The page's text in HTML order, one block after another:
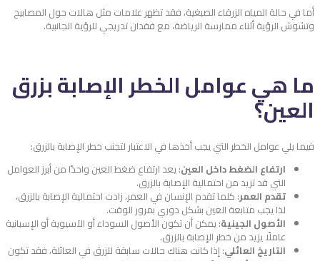
أما في حالة المياه الزرقاء الصبغية، فقد تظهر علامات مثل هالات حول المصابيح
وتشوش الرؤية أثناء ممارسة الرياضة، مع فقدان تدريجي للرؤية الجانبية.
ما هي عوامل الخطر الإصابة بزرق
العين؟
فيما يلي عوامل الخطر التي يجب أخذها في الاعتبار لتجنب خطر الإصابة بالزرق:
ارتفاع الضغط داخل العين: يعد ارتفاع ضغط العين واحدًا من أبرز العوامل
التي قد تزيد من احتمالية الإصابة بالزرق.
تقدم العمر: كلما تقدم الإنسان في العمر، زادت احتمالية الإصابة بالزرق،
لذا يجب متابعة العين بشكل دوري بمرور الوقت.
الأصول الجينية: يمكن أن تكون الأصول السوداء أو الآسيوية أو الإسبانية
عاملًا يزيد من خطر الإصابة بالزرق.
التاريخ العائلي: إذا كانت هناك حالات سابقة للزرق في العائلة، فقد تكون